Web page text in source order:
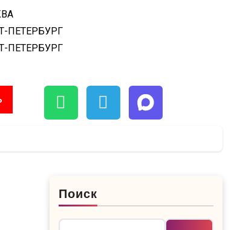
ПЕТЕРБУРГ
ПЕТЕРБУРГ
Поиск